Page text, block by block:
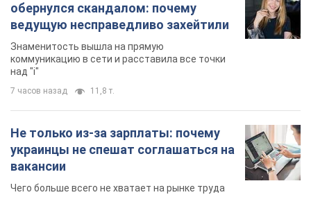
обернулся скандалом: почему
ведущую несправедливо захейтили
Знаменитость вышла на прямую
коммуникацию в сети и расставила все точки
над "i"
7 часов назад 11,8 т.
Не только из-за зарплаты: почему
украинцы не спешат соглашаться на
вакансии
Чего больше всего не хватает на рынке труда